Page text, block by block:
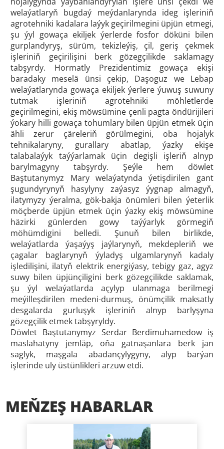
welaýatlaryň bugdaý meýdanlarynda ideg işleriniň
agrotehniki kadalara laýyk geçirilmegini üpjün etmegi,
şu ýyl gowaça ekiljek ýerlerde fosfor döküni bilen
gurplandyryş, sürüm, tekizleýiş, çil, geriş çekmek
işleriniň geçirilişini berk gözegçilikde saklamagy
tabşyrdy. Hormatly Prezidentimiz gowaça ekişi
baradaky meselä ünsi çekip, Daşoguz we Lebap
welaýatlarynda gowaça ekiljek ýerlere ýuwuş suwuny
tutmak işleriniň agrotehniki möhletlerde
geçirilmegini, ekiş möwsümine çenli pagta öndürijileri
ýokary hilli gowaça tohumlary bilen üpjün etmek üçin
ähli zerur çäreleriň görülmegini, oba hojalyk
tehnikalaryny, gurallary abatlap, ýazky ekişe
talabalaýyk taýýarlamak üçin degişli işleriň alnyp
barylmagyny tabşyrdy. Şeýle hem döwlet
Baştutanymyz Mary welaýatynda ýetişdirilen gant
şugundyrynyň hasylyny zaýasyz ýygnap almagyň,
ilatymyzy ýeralma, gök-bakja önümleri bilen ýeterlik
möçberde üpjün etmek üçin ýazky ekiş möwsümine
häzirki günlerden gowy taýýarlyk görmegiň
möhümdigini belledi. Şunuň bilen birlikde,
welaýatlarda ýaşaýyş jaýlarynyň, mekdepleriň we
çagalar baglarynyň ýyladyş ulgamlarynyň kadaly
işledilişini, ilatyň elektrik energiýasy, tebigy gaz, agyz
suwy bilen üpjünçiligini berk gözegçilikde saklamak,
şu ýyl welaýatlarda açylyp ulanmaga berilmegi
meýilleşdirilen medeni-durmuş, önümçilik maksatly
desgalarda gurluşyk işleriniň alnyp barlyşyna
gözegçilik etmek tabşyryldy.
Döwlet Baştutanymyz Serdar Berdimuhamedow iş
maslahatyny jemläp, oňa gatnaşanlara berk jan
saglyk, maşgala abadançylygyny, alyp barýan
işlerinde uly üstünlikleri arzuw etdi.
MEŇZEŞ HABARLAR